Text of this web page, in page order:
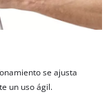
se ajusta
un uso ágil.